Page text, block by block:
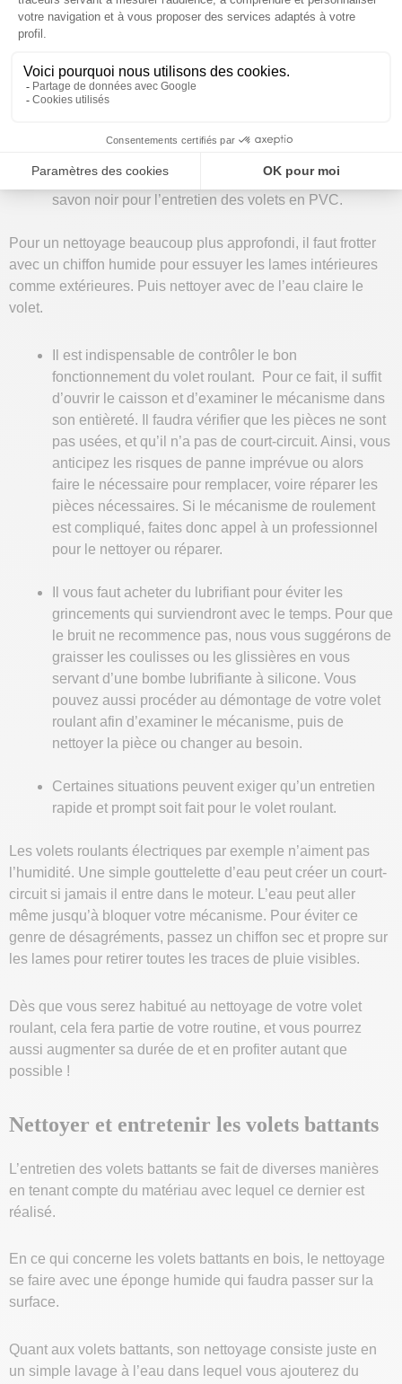
d’ailleurs conseillé d’entretenir vos volets un à deux
fois par an.
Dépoussiérez avec un chiffon humide pour limiter la
poussière et les saletés, car ils mettent à mal le bon
c’est simple et efficace. Il est suggéré d’utiliser le
savon noir pour l’entretien des volets en PVC.
Pour un nettoyage beaucoup plus approfondi, il faut frotter
avec un chiffon humide pour essuyer les lames intérieures
comme extérieures. Puis nettoyer avec de l’eau claire le
volet.
Il est indispensable de contrôler le bon
fonctionnement du volet roulant. Pour ce fait, il suffit
d’ouvrir le caisson et d’examiner le mécanisme dans
son entièreté. Il faudra vérifier que les pièces ne sont
pas usées, et qu’il n’a pas de court-circuit. Ainsi, vous
anticipez les risques de panne imprévue ou alors
faire le nécessaire pour remplacer, voire réparer les
pièces nécessaires. Si le mécanisme de roulement
est compliqué, faites donc appel à un professionnel
pour le nettoyer ou réparer.
Il vous faut acheter du lubrifiant pour éviter les
grincements qui surviendront avec le temps. Pour que
le bruit ne recommence pas, nous vous suggérons de
graisser les coulisses ou les glissières en vous
servant d’une bombe lubrifiante à silicone. Vous
pouvez aussi procéder au démontage de votre volet
roulant afin d’examiner le mécanisme, puis de
nettoyer la pièce ou changer au besoin.
Certaines situations peuvent exiger qu’un entretien
rapide et prompt soit fait pour le volet roulant.
Les volets roulants électriques par exemple n’aiment pas
l’humidité. Une simple gouttelette d’eau peut créer un court-
circuit si jamais il entre dans le moteur. L’eau peut aller
même jusqu’à bloquer votre mécanisme. Pour éviter ce
genre de désagréments, passez un chiffon sec et propre sur
les lames pour retirer toutes les traces de pluie visibles.
Dès que vous serez habitué au nettoyage de votre volet
roulant, cela fera partie de votre routine, et vous pourrez
aussi augmenter sa durée de et en profiter autant que
possible !
Nettoyer et entretenir les volets battants
L’entretien des volets battants se fait de diverses manières
en tenant compte du matériau avec lequel ce dernier est
réalisé.
En ce qui concerne les volets battants en bois, le nettoyage
se faire avec une éponge humide qui faudra passer sur la
surface.
Quant aux volets battants, son nettoyage consiste juste en
un simple lavage à l’eau dans lequel vous ajouterez du